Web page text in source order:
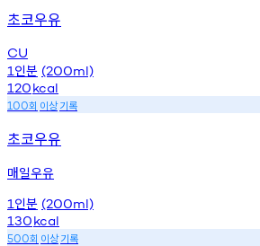
초코우유
CU
1 인분 (200ml)
120kcal
100회 이상기록
초코우유
매일우유
1 인분 (200ml)
130kcal
500회 이상기록